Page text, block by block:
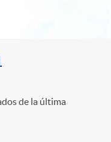
de la última